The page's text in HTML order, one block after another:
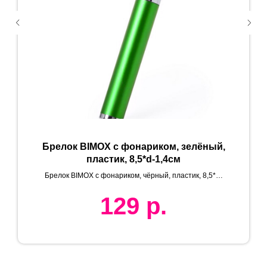
Брелок BIMOX с фонариком, зелёный,
пластик, 8,5*d-1,4см
Брелок BIMOX с фонариком, чёрный, пластик, 8,5*d-
129 р.